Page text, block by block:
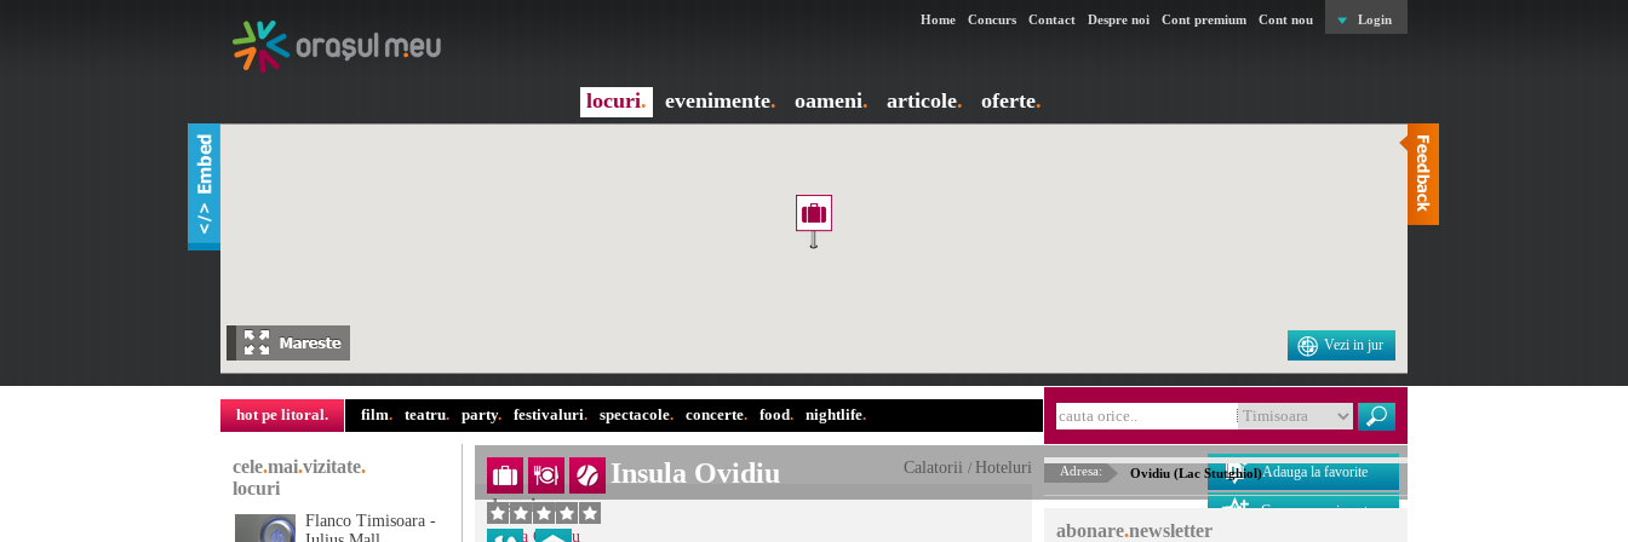
Login
Home Concurs Contact Despre noi Cont premium Cont nou
locuri. evenimente. oameni. articole. oferte.
Vezi in jur
hot pe litoral. film. teatru. party. festivaluri. spectacole. concerte. food. nightlife.
Insula Ovidiu Adauga la favorite
Creeaza eveniment
Calatorii / Hoteluri
descriere.
Insula Ovidiu
Adresa: Ovidiu (Lac Stutghiol)
abonare.newsletter
cele.mai.vizitate.
locuri
Flanco Timisoara -